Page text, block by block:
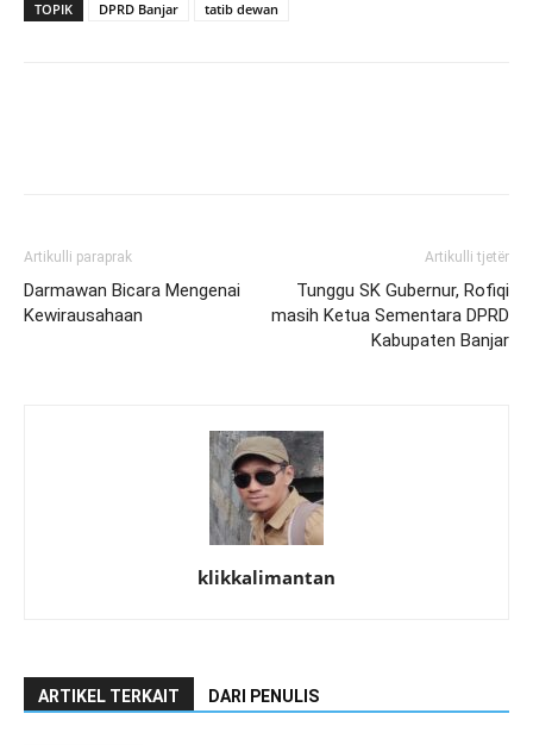
TOPIK DPRD Banjar tatib dewan
Artikulli paraprak
Darmawan Bicara Mengenai
Kewirausahaan
Artikulli tjetër
Tunggu SK Gubernur, Rofiqi
masih Ketua Sementara DPRD
Kabupaten Banjar
klikkalimantan
ARTIKEL TERKAIT DARI PENULIS